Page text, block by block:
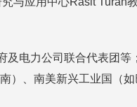
及电力公司联合代表团等
）、南美新兴工业国（